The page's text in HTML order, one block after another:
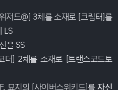
저드@] 3체를 소재로 [크립터]를
LS
을 SS
더] 2체를 소재로 [트랜스코드토
묘지의 [사이버스위키드]를자신